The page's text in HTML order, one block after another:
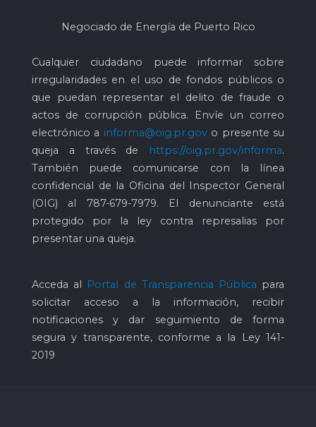
Negociado de Energía de Puerto Rico
Cualquier ciudadano puede informar sobre
irregularidades en el uso de fondos públicos o
que puedan representar el delito de fraude o
actos de corrupción pública. Envíe un correo
electrónico a informa@oig.pr.govo presente su
queja a través de
https://oig.pr.gov/informa.
También puede comunicarse con la línea
confidencial de la Oficina del Inspector General
(OIG) al 787-679-7979. El denunciante está
protegido por la ley contra represalias por
presentar una queja.
Acceda al Portal de Transparencia Pública para
solicitar acceso a la información, recibir
notificaciones y dar seguimiento de forma
segura y transparente, conforme a la Ley 141-
2019